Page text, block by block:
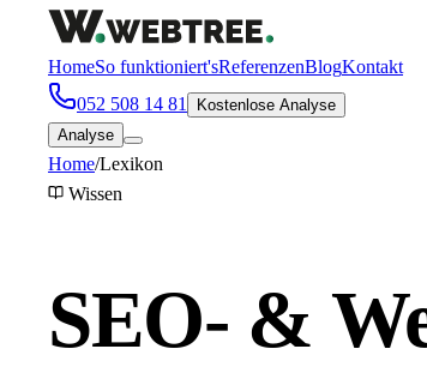
HomeSo funktioniert'sReferenzenBlogKontakt
052 508 14 81
Kostenlose Analyse
Analyse
Home/Lexikon
Wissen
SEO- &